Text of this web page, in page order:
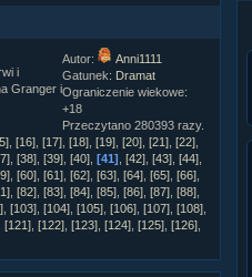
i
Granger i
Autor:
Anni1111
Gatunek: Dramat
Ograniczenie wiekowe:
+18
Przeczytano 280393 razy.
, [16], [17], [18], [19], [20], [21], [22],
, [38], [39], [40], [41] [42], [43], [44],
, [60], [61], [62], [63], [64], [65], [66],
, [82], [83], [84], [85], [86], [87], [88],
, [103], [104], [105], [106], [107], [108],
[121], [122], [123], [124], [125], [126],